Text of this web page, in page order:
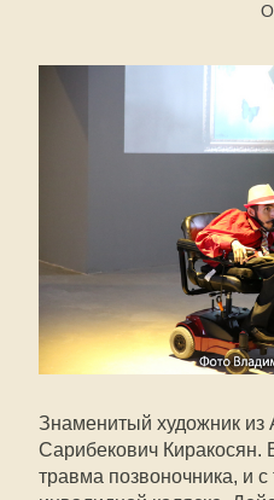
Знаменитый художник
Сарибекович Киракосян.
травма позвоночника, и